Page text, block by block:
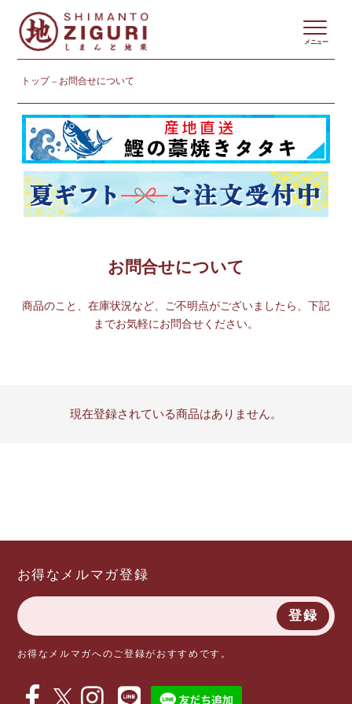
トップ お問合せについて
メニュー
お問合せについて
商品のこと、在庫状況など、ご不明点がございましたら、下記
までお気軽にお問合せください。
現在登録されている商品はありません。
お得なメルマガ登録
登録
お得なメルマガへのご登録がおすすめです。